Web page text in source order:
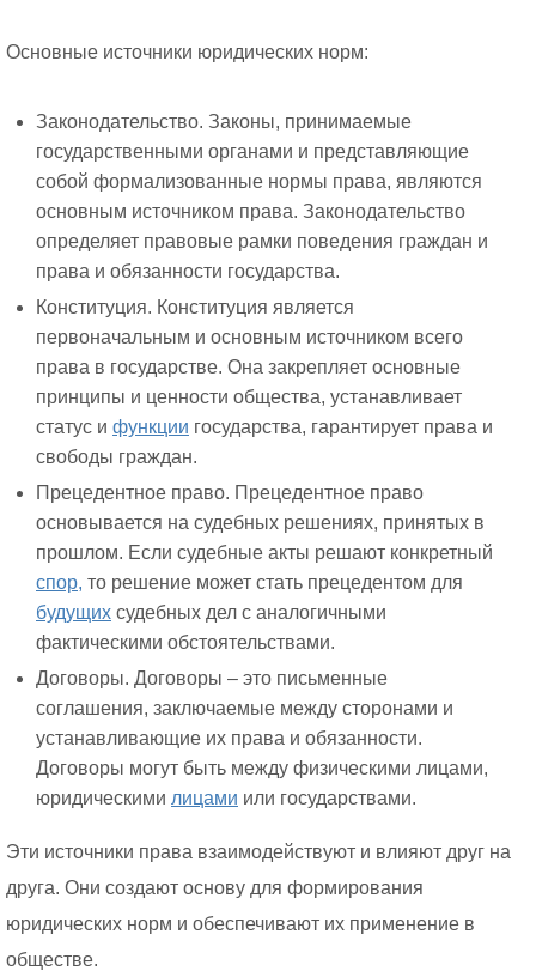
Основные источники юридических норм:
Законодательство. Законы, принимаемые
государственными органами и представляющие
собой формализованные нормы права, являются
основным источником права. Законодательство
определяет правовые рамки поведения граждан и
права и обязанности государства.
Конституция. Конституция является
первоначальным и основным источником всего
права в государстве. Она закрепляет основные
принципы и ценности общества, устанавливает
статус и функции государства, гарантирует права и
свободы граждан.
Прецедентное право. Прецедентное право
основывается на судебных решениях, принятых в
прошлом. Если судебные акты решают конкретный
спор, то решение может стать прецедентом для
будущих судебных дел с аналогичными
фактическими обстоятельствами.
Договоры. Договоры – это письменные
соглашения, заключаемые между сторонами и
устанавливающие их права и обязанности.
Договоры могут быть между физическими лицами,
юридическими лицами или государствами.
Эти источники права взаимодействуют и влияют друг на
друга. Они создают основу для формирования
юридических норм и обеспечивают их применение в
обществе.